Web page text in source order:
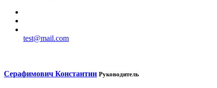
test@mail.com
Серафимович Константин Руководитель